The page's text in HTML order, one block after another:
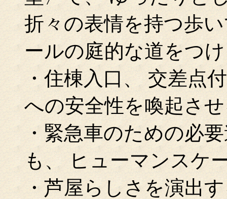
折々の表情を持つ歩
ールの庭的な道をつ
・住棟入口、 交差点
への安全性を喚起さ
・緊急車のための必
も、 ヒューマンスケ
・芦屋らしさを演出